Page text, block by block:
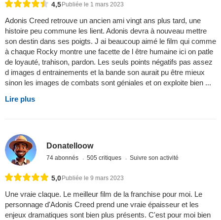
4,5 Publiée le 1 mars 2023
Adonis Creed retrouve un ancien ami vingt ans plus tard, une
histoire peu commune les lient. Adonis devra à nouveau mettre
son destin dans ses poigts. J ai beaucoup aimé le film qui comme
à chaque Rocky montre une facette de l être humaine ici on patle
de loyauté, trahison, pardon. Les seuls points négatifs pas assez
d images d entrainements et la bande son aurait pu être mieux
sinon les images de combats sont géniales et on exploite bien ...
Lire plus
Donatelloow
74 abonnés 505 critiques Suivre son activité
5,0 Publiée le 9 mars 2023
Une vraie claque. Le meilleur film de la franchise pour moi. Le
personnage d'Adonis Creed prend une vraie épaisseur et les
enjeux dramatiques sont bien plus présents. C'est pour moi bien